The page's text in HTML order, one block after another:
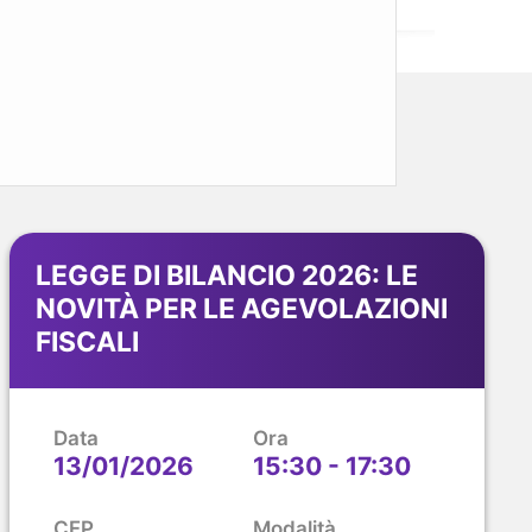
LEGGE DI BILANCIO 2026: LE
NOVITÀ PER LE AGEVOLAZIONI
FISCALI
Data Ora
13/01/2026 15:30 - 17:30